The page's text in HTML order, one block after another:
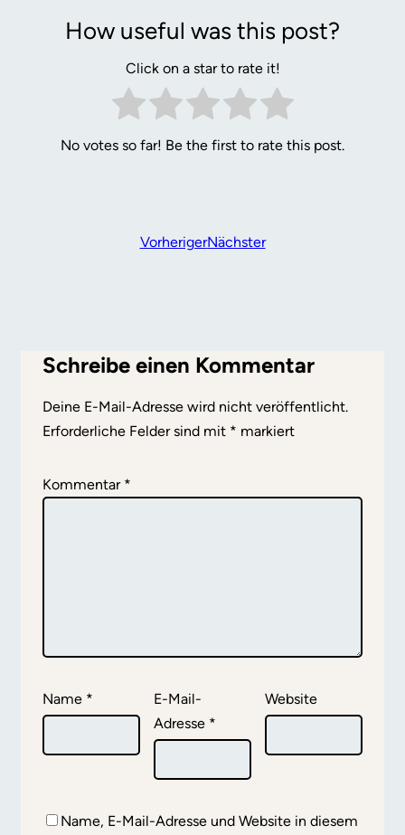
How useful was this post?
Click on a star to rate it!
No votes so far! Be the first to rate this post.
VorherigerNächster
Schreibe einen Kommentar
Deine E-Mail-Adresse wird nicht veröffentlicht.
Erforderliche Felder sind mit * markiert
Kommentar *
Name *
E-Mail-
Adresse *
Website
Name, E-Mail-Adresse und Website in diesem